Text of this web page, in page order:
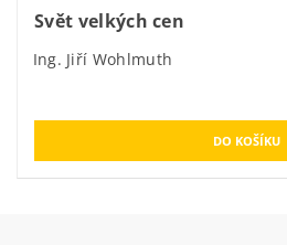
Svět velkých cen
Ing. Jiří Wohlmuth